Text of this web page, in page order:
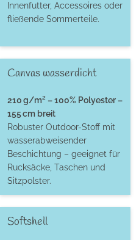
Innenfutter, Accessoires oder
fließende Sommerteile.
Canvas wasserdicht
210 g/m² – 100% Polyester –
155 cm breit
Robuster Outdoor-Stoff mit
wasserabweisender
Beschichtung – geeignet für
Rucksäcke, Taschen und
Sitzpolster.
Softshell